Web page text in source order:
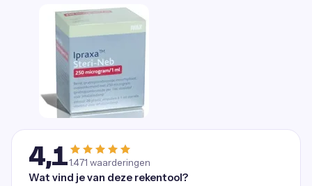
4,11.471 waarderingen
Wat vind je van deze rekentool?